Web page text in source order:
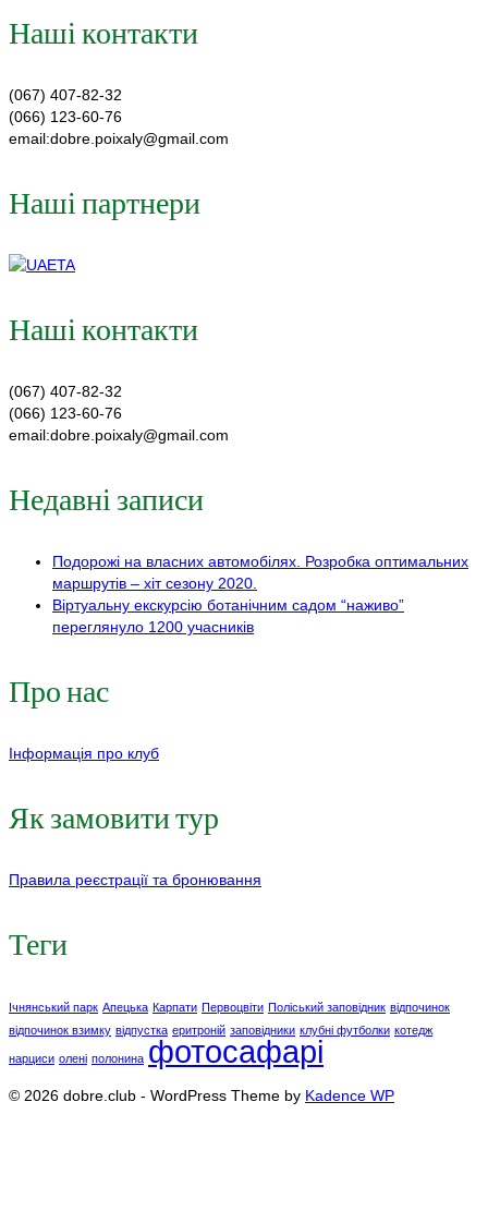
Наші контакти
(067) 407-82-32
(066) 123-60-76
email:dobre.poixaly@gmail.com
Наші партнери
Наші контакти
(067) 407-82-32
(066) 123-60-76
email:dobre.poixaly@gmail.com
Недавні записи
Подорожі на власних автомобілях. Розробка оптимальних
маршрутів – хіт сезону 2020.
Віртуальну екскурсію ботанічним садом “наживо”
переглянуло 1200 учасників
Про нас
Інформація про клуб
Як замовити тур
Правила реєстрації та бронювання
Теги
Ічнянський парк Апецька Карпати Первоцвіти Поліський заповідник відпочинок
відпочинок взимку відпустка еритроній заповідники клубні футболки котедж
нарциси олені полонина фотосафарі
© 2026 dobre.club - WordPress Theme by Kadence WP